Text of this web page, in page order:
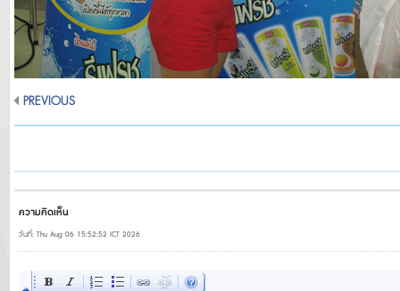
PREVIOUS
ความคิดเห็น
วันที่: Thu Aug 06 15:52:52 ICT 2026